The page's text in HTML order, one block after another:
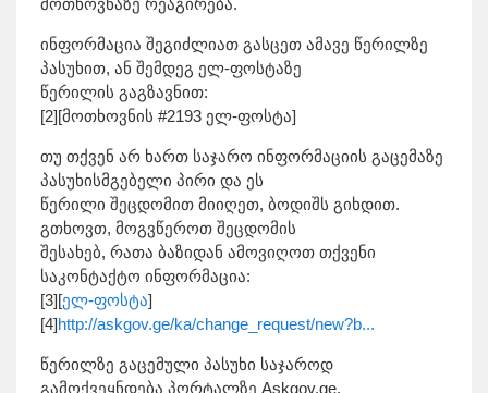
ინფორმაცია შეგიძლიათ გასცეთ ამავე წერილზე
პასუხით, ან შემდეგ ელ-ფოსტაზე
წერილის გაგზავნით:
[2][მოთხოვნის #2193 ელ-ფოსტა]
თუ თქვენ არ ხართ საჯარო ინფორმაციის გაცემაზე
პასუხისმგებელი პირი და ეს
წერილი შეცდომით მიიღეთ, ბოდიშს გიხდით.
გთხოვთ, მოგვწეროთ შეცდომის
შესახებ, რათა ბაზიდან ამოვიღოთ თქვენი
საკონტაქტო ინფორმაცია:
[3][ელ-ფოსტა]
[4]http://askgov.ge/ka/change_request/new?b...
წერილზე გაცემული პასუხი საჯაროდ
გამოქვეყნდება პორტალზე Askgov.ge.